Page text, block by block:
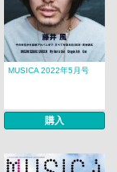
MUSICA 2022年5月号
購入